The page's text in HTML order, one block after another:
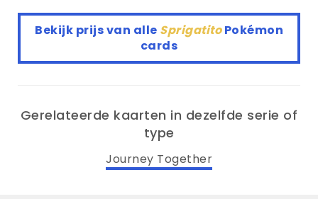
Bekijk prijs van alle SprigatitoPokémon
cards
Gerelateerde kaarten in dezelfde serie of
type
Journey Together